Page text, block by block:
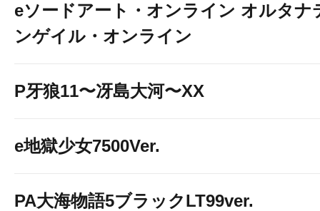
eソードアート・オンライン オルタナ
ンゲイル・オンライン
P牙狼11〜冴島大河〜XX
e地獄少女7500Ver.
PA大海物語5ブラックLT99ver.